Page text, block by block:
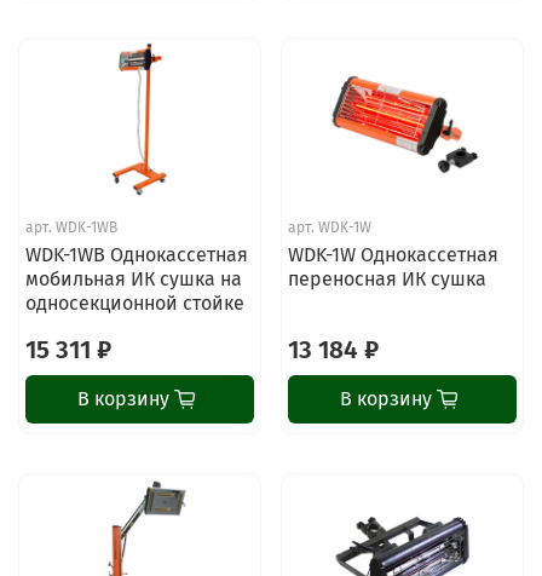
арт. WDK-1WB
WDK-1WB Однокассетная
мобильная ИК сушка на
односекционной стойке
15 311 ₽
В корзину
арт. WDK-1W
WDK-1W Однокассетная
переносная ИК сушка
13 184 ₽
В корзину